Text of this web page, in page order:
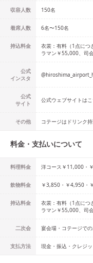
収容人数 150名
着席人数 6名〜150名
持込料金
衣裳：有料（1点につ
ラマン￥55,000、司
公式
インスタ
@
公式
サイト
公式ウェブサイトは
その他 コテージはドリンク
料金・支払いについて
料理料金 洋コース￥11,000・
飲物料金 ￥3,850・￥4,950・
持込料金
衣裳：有料（1点につ
ラマン￥55,000、司
二次会 宴会場・コテージで
支払方法 現金・振込・クレジ